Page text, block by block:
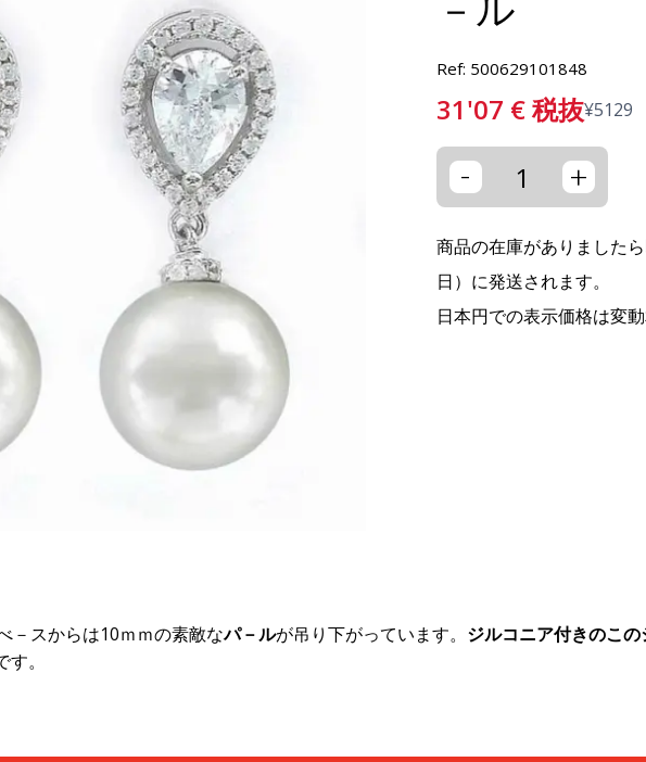
Ref: 500629101848
31'07 €税抜¥5129
- +
商品の在庫がありました
日）に発送されます。
日本円での表示価格は変
－スからは10ｍｍの素敵なパ－ルが吊り下がっています。 ジルコニア付きのこ
。